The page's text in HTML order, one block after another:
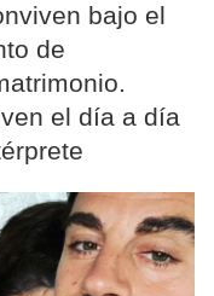
bajo el
de
el día a día